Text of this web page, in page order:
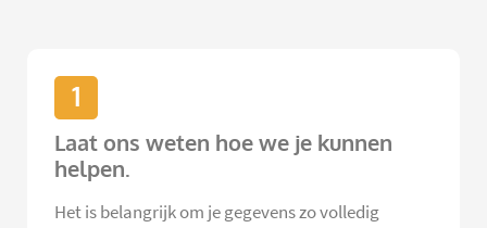
1
Laat ons weten hoe we je kunnen
helpen.
Het is belangrijk om je gegevens zo volledig